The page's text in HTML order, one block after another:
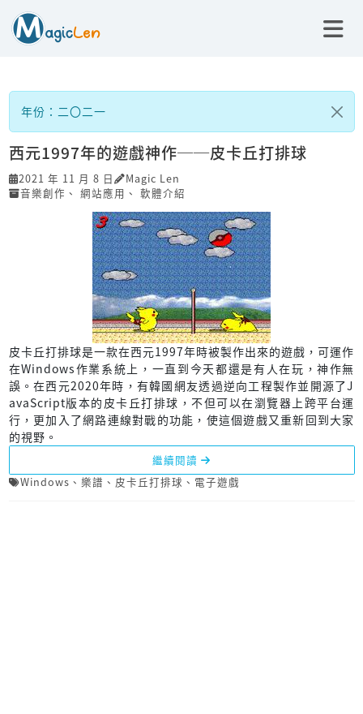
年份：二〇二一
西元1997年的遊戲神作──皮卡丘打排球
2021 年 11 月 8 日
Magic Len
音樂創作 、 網站應用 、 軟體介紹
皮卡丘打排球是一款在西元1997年時被製作出來的遊戲，可運作
在Windows作業系統上，一直到今天都還是有人在玩，神作無
誤。在西元2020年時，有韓國網友透過逆向工程製作並開源了J
avaScript版本的皮卡丘打排球，不但可以在瀏覽器上跨平台運
行，更加入了網路連線對戰的功能，使這個遊戲又重新回到大家
的視野。
繼續閱讀
Windows 、 樂譜 、 皮卡丘打排球 、 電子遊戲